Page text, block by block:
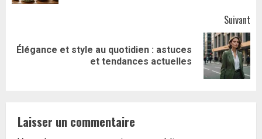
Suivant
Article
Élégance et style au quotidien : astuces
et tendances actuelles
Laisser un commentaire